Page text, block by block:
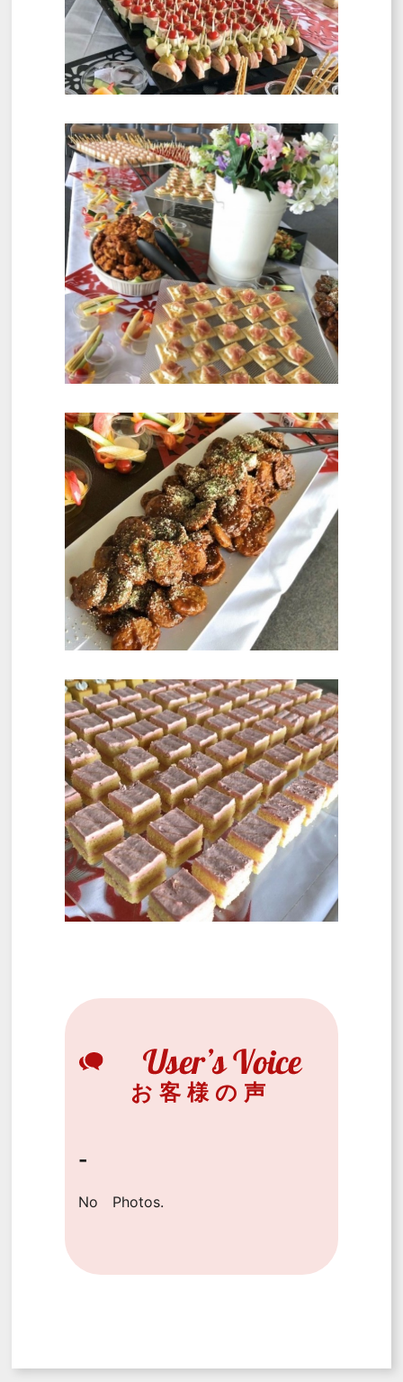
お客様の声
-
No Photos.